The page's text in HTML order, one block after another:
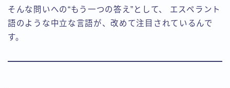
そんな問いへの“もう一つの答え”として、 エスペラント
語のような中立な言語が、改めて注目されているんで
す。